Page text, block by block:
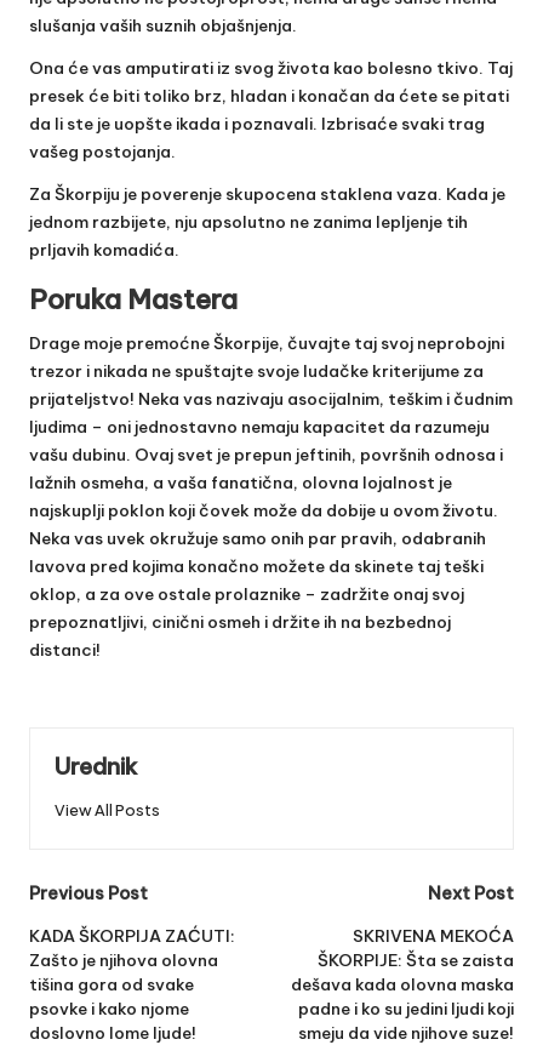
slušanja vaših suznih objašnjenja.
Ona će vas amputirati iz svog života kao bolesno tkivo. Taj
presek će biti toliko brz, hladan i konačan da ćete se pitati
da li ste je uopšte ikada i poznavali. Izbrisaće svaki trag
vašeg postojanja.
Za Škorpiju je poverenje skupocena staklena vaza. Kada je
jednom razbijete, nju apsolutno ne zanima lepljenje tih
prljavih komadića.
Poruka Mastera
Drage moje premoćne Škorpije, čuvajte taj svoj neprobojni
trezor i nikada ne spuštajte svoje ludačke kriterijume za
prijateljstvo! Neka vas nazivaju asocijalnim, teškim i čudnim
ljudima – oni jednostavno nemaju kapacitet da razumeju
vašu dubinu. Ovaj svet je prepun jeftinih, površnih odnosa i
lažnih osmeha, a vaša fanatična, olovna lojalnost je
najskuplji poklon koji čovek može da dobije u ovom životu.
Neka vas uvek okružuje samo onih par pravih, odabranih
lavova pred kojima konačno možete da skinete taj teški
oklop, a za ove ostale prolaznike – zadržite onaj svoj
prepoznatljivi, cinični osmeh i držite ih na bezbednoj
distanci!
Urednik
View All Posts
Post
navigation
Previous Post
KADA ŠKORPIJA ZAĆUTI:
Zašto je njihova olovna
tišina gora od svake
psovke i kako njome
doslovno lome ljude!
Next Post
SKRIVENA MEKOĆA
ŠKORPIJE: Šta se zaista
dešava kada olovna maska
padne i ko su jedini ljudi koji
smeju da vide njihove suze!